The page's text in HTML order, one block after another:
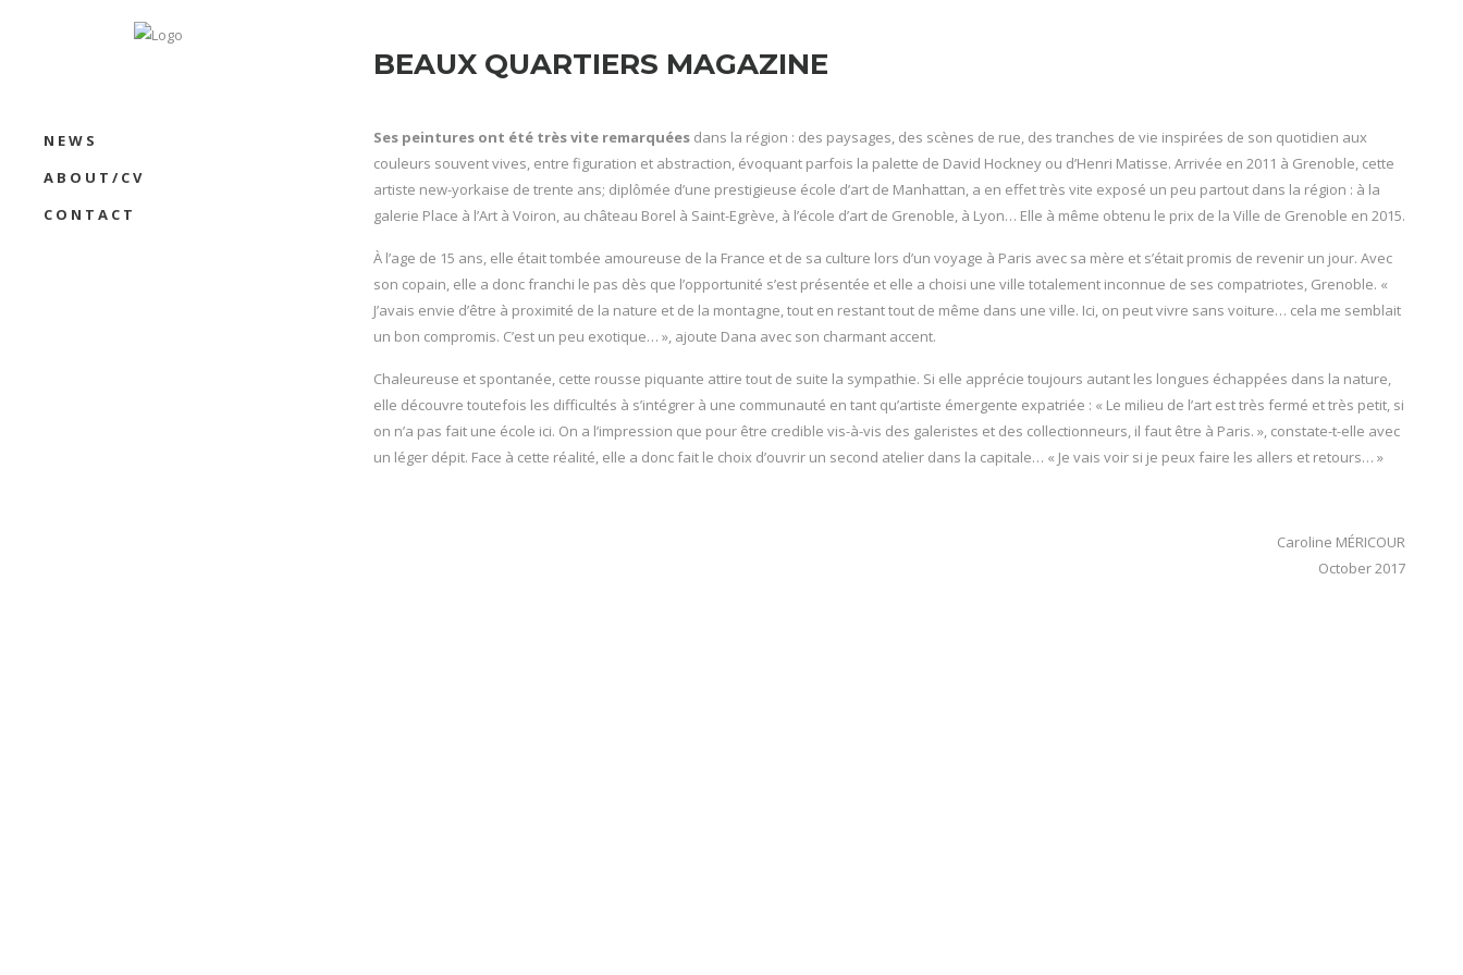
NEWS
ABOUT/CV
CONTACT
BEAUX QUARTIERS MAGAZINE
Ses peintures ont été très vite remarquéesdans la région : des paysages, des scènes de rue, des tranches de vie inspirées de son quotidien aux
couleurs souvent vives, entre figuration et abstraction, évoquant parfois la palette de David Hockney ou d’Henri Matisse. Arrivée en 2011 à Grenoble, cette
artiste new-yorkaise de trente ans; diplômée d’une prestigieuse école d’art de Manhattan, a en effet très vite exposé un peu partout dans la région : à la
galerie Place à l’Art à Voiron, au château Borel à Saint-Egrève, à l’école d’art de Grenoble, à Lyon… Elle à même obtenu le prix de la Ville de Grenoble en 2015.
À l’age de 15 ans, elle était tombée amoureuse de la France et de sa culture lors d’un voyage à Paris avec sa mère et s’était promis de revenir un jour. Avec
son copain, elle a donc franchi le pas dès que l’opportunité s’est présentée et elle a choisi une ville totalement inconnue de ses compatriotes, Grenoble. «
J’avais envie d’être à proximité de la nature et de la montagne, tout en restant tout de même dans une ville. Ici, on peut vivre sans voiture… cela me semblait
un bon compromis. C’est un peu exotique… », ajoute Dana avec son charmant accent.
Chaleureuse et spontanée, cette rousse piquante attire tout de suite la sympathie. Si elle apprécie toujours autant les longues échappées dans la nature,
elle découvre toutefois les difficultés à s’intégrer à une communauté en tant qu’artiste émergente expatriée : « Le milieu de l’art est très fermé et très petit, si
on n’a pas fait une école ici. On a l’impression que pour être credible vis-à-vis des galeristes et des collectionneurs, il faut être à Paris. », constate-t-elle avec
un léger dépit. Face à cette réalité, elle a donc fait le choix d’ouvrir un second atelier dans la capitale… « Je vais voir si je peux faire les allers et retours… »
Caroline MÉRICOUR
October 2017